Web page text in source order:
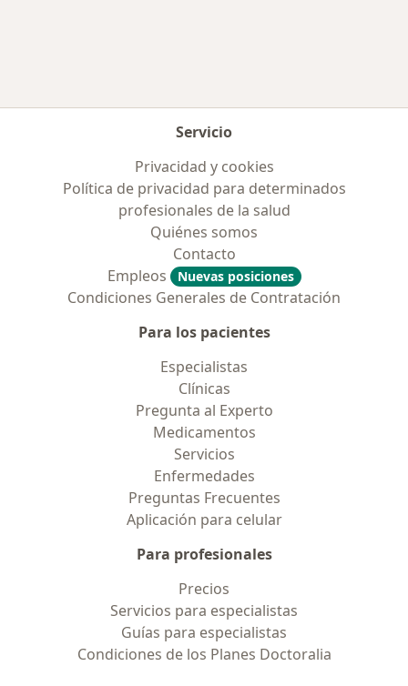
Servicio
Privacidad y cookies
Política de privacidad para determinados
profesionales de la salud
Quiénes somos
Contacto
Empleos
Nuevas posiciones
Condiciones Generales de Contratación
Para los pacientes
Especialistas
Clínicas
Pregunta al Experto
Medicamentos
Servicios
Enfermedades
Preguntas Frecuentes
Aplicación para celular
Para profesionales
Precios
Servicios para especialistas
Guías para especialistas
Condiciones de los Planes Doctoralia